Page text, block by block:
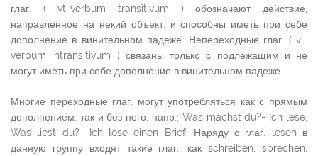
глаг. ( vt-verbum transitivum ) обозначают действие,
направленное на некий объект, и способны иметь при себе
дополнение в винительном падеже. Непереходные глаг. ( vi-
verbum intransitivum ) связаны только с подлежащим и не
могут иметь при себе дополнение в винительном падеже.
Многие переходные глаг. могут употребляться как с прямым
дополнением, так и без него, напр.: Was machst du?- Ich lese.
Was liest du?- Ich lese einen Brief. Наряду с глаг. lesen в
данную группу входят такие глаг., как schreiben, sprechen,